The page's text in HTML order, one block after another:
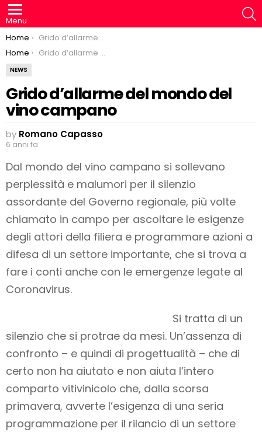
Menu
You are here:
Home
Grido d’allarme del mondo del vino campano
You are here:
Home Grido d’allarme del mondo del vino campano
NEWS
Grido d’allarme del mondo del
vino campano
by Romano Capasso
6 anni fa
Dal mondo del vino campano si sollevano
perplessità e malumori per il silenzio
assordante del Governo regionale, più volte
chiamato in campo per ascoltare le esigenze
degli attori della filiera e programmare azioni a
difesa di un settore importante, che si trova a
fare i conti anche con le emergenze legate al
Coronavirus.
Si tratta di un
silenzio che si protrae da mesi. Un’assenza di
confronto – e quindi di progettualità – che di
certo non ha aiutato e non aiuta l’intero
comparto vitivinicolo che, dalla scorsa
primavera, avverte l’esigenza di una seria
programmazione per il rilancio di un settore